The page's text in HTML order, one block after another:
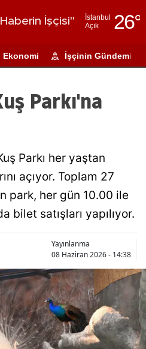
İşçisi"
İstanbul
Açık
26°
Adıyaman
Ağrı
Ankara
Antalya
Artvin
Aydın
Balıkesir
Bilecik
Bingöl
Bitlis
Ekonomi İşçinin Gündemi
Parkı'na
Parkı her yaştan
açıyor. Toplam 27
park, her gün 10.00 ile
bilet satışları yapılıyor.
Yayınlanma
08 Haziran 2026 - 14:38